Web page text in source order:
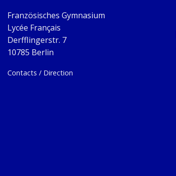
Französisches Gymnasium
Lycée Français
Derfflingerstr. 7
10785 Berlin
Contacts / Direction